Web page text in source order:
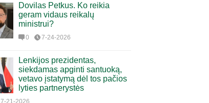
Dovilas Petkus. Ko reikia
geram vidaus reikalų
ministrui?
0 7-24-2026
Lenkijos prezidentas,
siekdamas apginti santuoką,
vetavo įstatymą dėl tos pačios
lyties partnerystės
7-21-2026